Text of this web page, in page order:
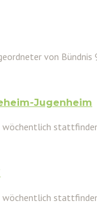
von
Jugenheim
wöchentlich